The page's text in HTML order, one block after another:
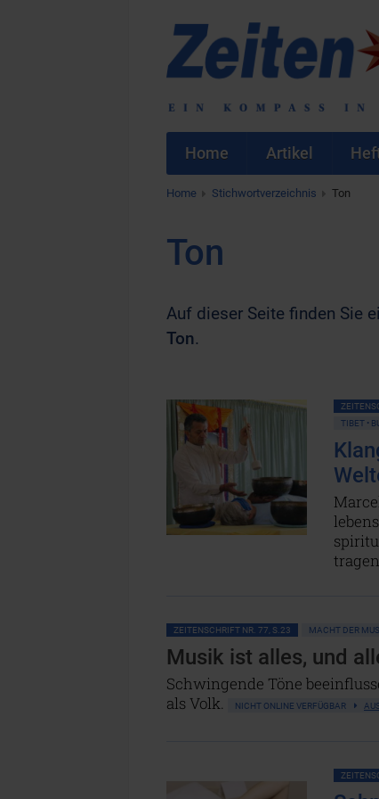
Home Artikel
Home Stichwortverzeichnis Ton
Ton
Auf dieser Seite finden Sie
Ton.
TIBET •
ZEITENSCHRIFT NR. 77, S.23 MACHT DER
Musik ist alles, und
Schwingende Töne
als Volk.
NICHT ONLINE VERFÜGBAR